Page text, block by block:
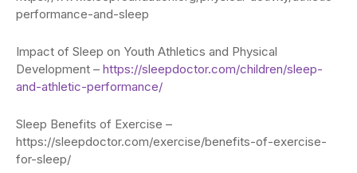
performance-and-sleep
Impact of Sleep on Youth Athletics and Physical
Development – https://sleepdoctor.com/children/sleep-
and-athletic-performance/
Sleep Benefits of Exercise –
https://sleepdoctor.com/exercise/benefits-of-exercise-
for-sleep/